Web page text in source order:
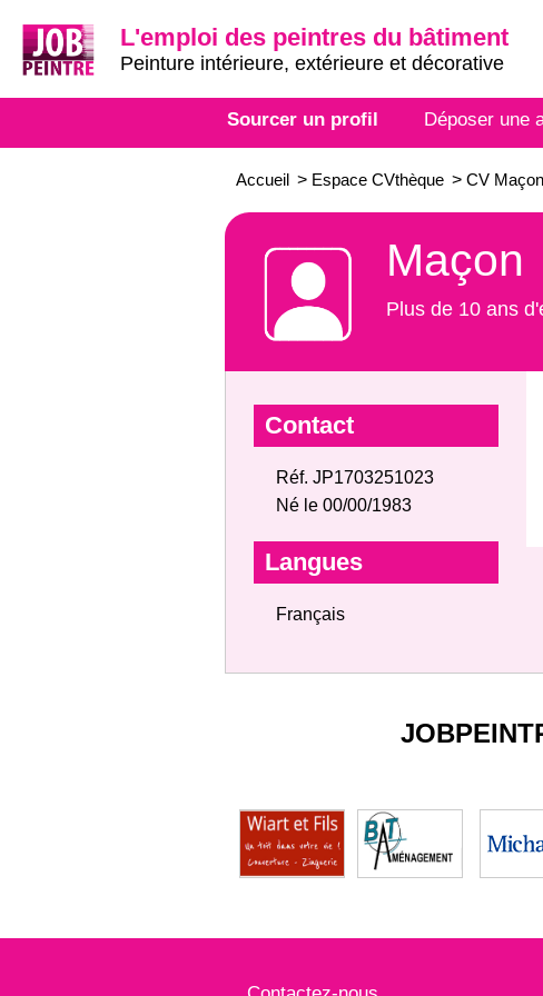
L'emploi des peintres du bâtiment
Peinture intérieure, extérieure et décorative
Sourcer un profil Déposer une
Accueil > Espace CVthèque > CV
Maçon
Plus de 10 ans
Contact
Réf. JP1703251023
Né le 00/00/1983
Langues
Français